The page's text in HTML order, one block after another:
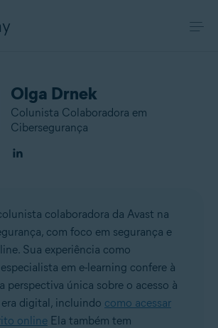
Olga Drnek
Colunista Colaboradora em
Cibersegurança
colaboradora da Avast na
com foco em segurança e
Sua experiência como
em e-learning confere à
perspectiva única sobre o acesso à
digital, incluindo como acessar
online Ela também tem